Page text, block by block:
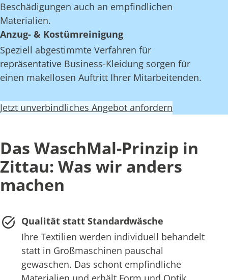
Beschädigungen auch an empfindlichen
Materialien.
Anzug- & Kostümreinigung
Speziell abgestimmte Verfahren für
repräsentative Business-Kleidung sorgen für
einen makellosen Auftritt Ihrer Mitarbeitenden.
Jetzt unverbindliches Angebot anfordern
Das WaschMal-Prinzip in
Zittau: Was wir anders
machen
Qualität statt Standardwäsche
Ihre Textilien werden individuell behandelt
statt in Großmaschinen pauschal
gewaschen. Das schont empfindliche